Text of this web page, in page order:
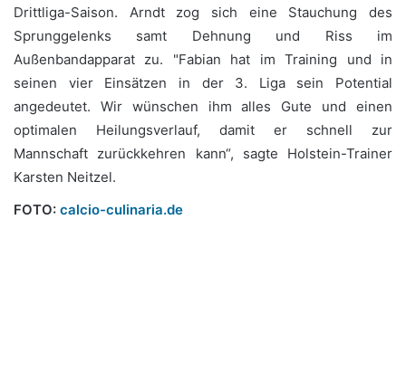
Drittliga-Saison. Arndt zog sich eine Stauchung des
Sprunggelenks samt Dehnung und Riss im
Außenbandapparat zu. "Fabian hat im Training und in
seinen vier Einsätzen in der 3. Liga sein Potential
angedeutet. Wir wünschen ihm alles Gute und einen
optimalen Heilungsverlauf, damit er schnell zur
Mannschaft zurückkehren kann“, sagte Holstein-Trainer
Karsten Neitzel.
FOTO: calcio-culinaria.de